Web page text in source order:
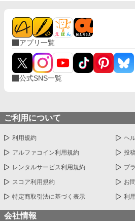
アプリ一覧
公式SNS一覧
ご利用について
利用規約 ヘ
アルファコイン利用規約 投
レンタルサービス利用規約 プ
スコア利用規約 お
特定商取引法に基づく表示 利
会社情報